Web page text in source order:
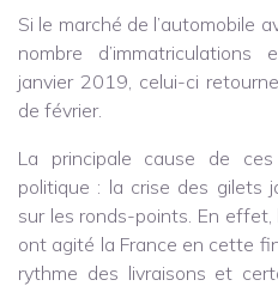
Si le marché de l’automobile
nombre
janvier 2019, celui-ci
de février.
La principale cause de
politique : la crise des gilets
sur les ronds-points. En
ont agité la France en cette
rythme des livraisons et